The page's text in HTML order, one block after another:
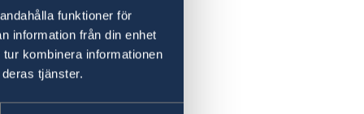
funktioner för
information från din enhet
kombinera informationen
tjänster.